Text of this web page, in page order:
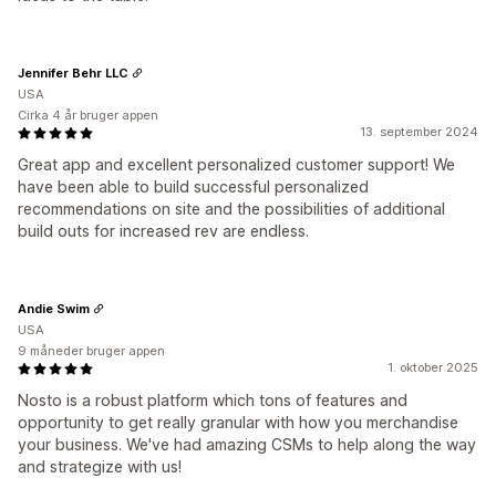
13. september 2024
Great app and excellent personalized customer support! We
have been able to build successful personalized
recommendations on site and the possibilities of additional
build outs for increased rev are endless.
Jennifer Behr LLC
USA
Cirka 4 år bruger appen
1. oktober 2025
Nosto is a robust platform which tons of features and
opportunity to get really granular with how you merchandise
your business. We've had amazing CSMs to help along the way
and strategize with us!
Andie Swim
USA
9 måneder bruger appen